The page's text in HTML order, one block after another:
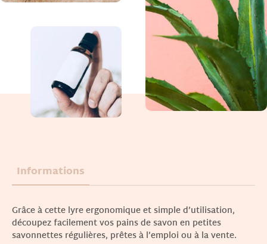
Informations
Grâce à cette lyre ergonomique et simple d’utilisation,
découpez facilement vos pains de savon en petites
savonnettes régulières, prêtes à l’emploi ou à la vente.